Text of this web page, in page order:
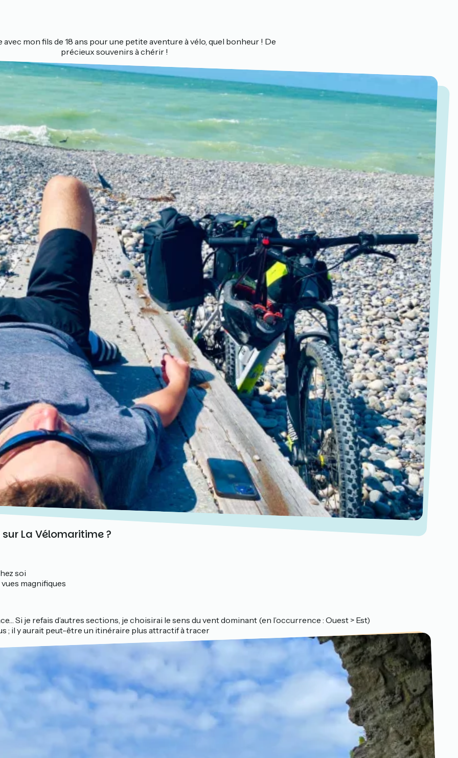
avec mon fils de 18 ans pour une petite aventure à vélo, quel bonheur ! De
précieux souvenirs à chérir !
La Vélomaritime ?
soi
magnifiques
Si je refais d’autres sections, je choisirai le sens du vent dominant (en l’occurrence : Ouest > Est)
; il y aurait peut-être un itinéraire plus attractif à tracer